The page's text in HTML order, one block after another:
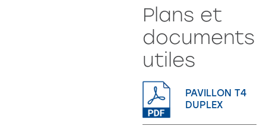
Plans et
documents
utiles
PAVILLON T4
DUPLEX